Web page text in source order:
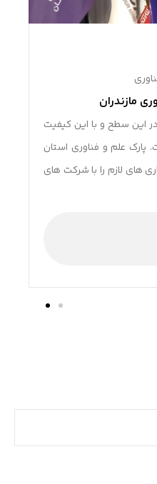
مازندران
این سطح و با این کیفیت
علم و فناوری استان
های لازم را با شرکت های